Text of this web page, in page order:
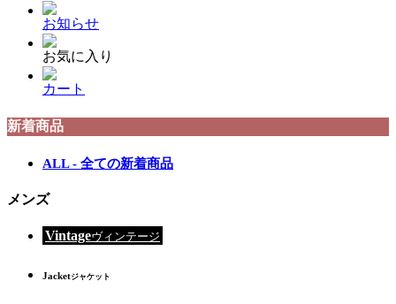
お知らせ
お気に入り
カート
新着商品
ALL - 全ての新着商品
メンズ
Vintageヴィンテージ
Jacketジャケット